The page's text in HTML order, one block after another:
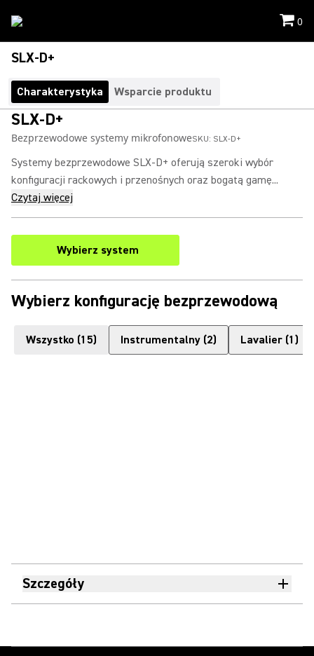
0
SLX-D+
Charakterystyka Wsparcie produktu
SLX-D+
Bezprzewodowe systemy mikrofonoweSKU: SLX-D+
Systemy bezprzewodowe SLX-D+ oferują szeroki wybór
konfiguracji rackowych i przenośnych oraz bogatą gamę...
Czytaj więcej
Wybierz system
Wybierz konfigurację bezprzewodową
Wszystko (15) Instrumentalny (2) Lavalier (1 )
Szczegóły